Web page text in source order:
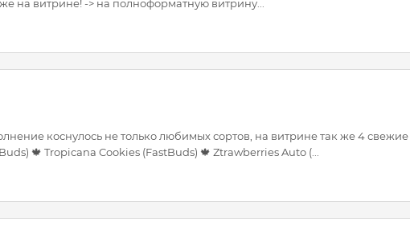
на витрине! -> на полноформатную витрину...
коснулось не только любимых сортов, на витрине так же 4
🍁 Tropicana Cookies (FastBuds) 🍁 Ztrawberries Auto (...